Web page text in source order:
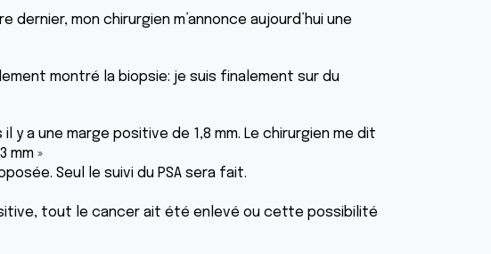
mon chirurgien m’annonce aujourd’hui une
montré la biopsie: je suis finalement sur du
a une marge positive de 1,8 mm. Le chirurgien me dit
mm »
Seul le suivi du PSA sera fait.
tout le cancer ait été enlevé ou cette possibilité